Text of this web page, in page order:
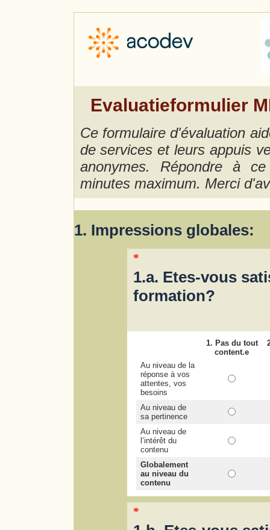
Evaluatieformulier
Ce formulaire d'évaluation
de services et leurs appuis
anonymes. Répondre à
minutes maximum. Merci
1. Impressions globales:
*
1.a. Etes-vous
formation?
1. Pas du tout
content.e
Au niveau de la
réponse à vos
attentes, vos
besoins
Au niveau de
sa pertinence
Au niveau de
l’intérêt du
contenu
Globalement
au niveau du
contenu
*